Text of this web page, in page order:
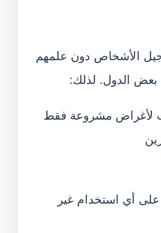
الأشخاص دون علمهم
بعض الدول. لذلك:
لأغراض مشروعة فقط
على أي استخدام غير